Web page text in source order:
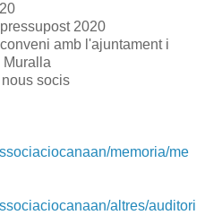
2020
amb l'ajuntament i
Muralla
socis
memoria/me
altres/auditori